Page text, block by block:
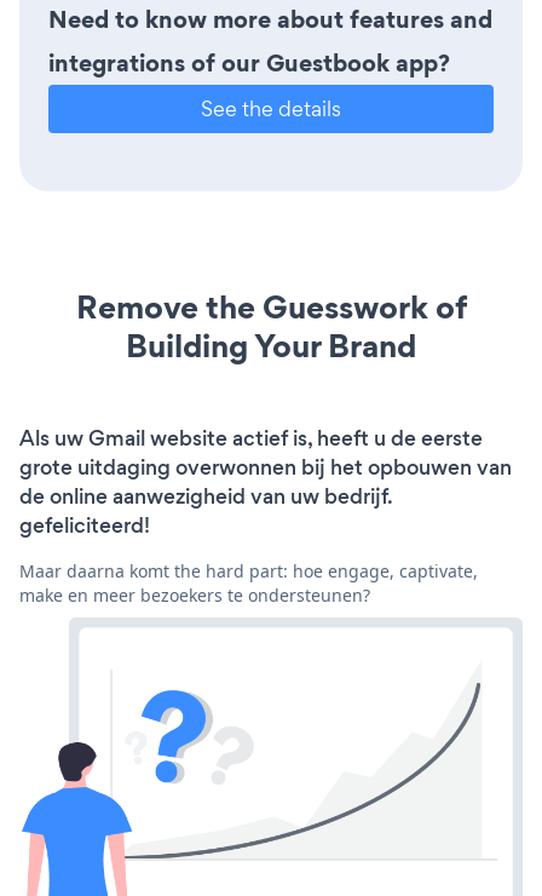
Need to know more about features and
integrations of our Guestbook app?
See the details
Remove the Guesswork of
Building Your Brand
Als uw Gmail website actief is, heeft u de eerste
grote uitdaging overwonnen bij het opbouwen van
de online aanwezigheid van uw bedrijf.
gefeliciteerd!
Maar daarna komt the hard part: hoe engage, captivate,
make en meer bezoekers te ondersteunen?